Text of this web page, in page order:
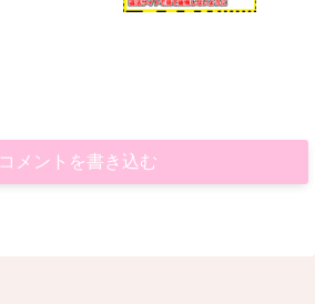
コメントを書き込む